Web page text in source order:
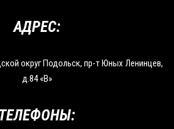
АДРЕС:
округ Подольск, пр-т Юных Ленинцев,
д.84 «В»
ТЕЛЕФОНЫ: